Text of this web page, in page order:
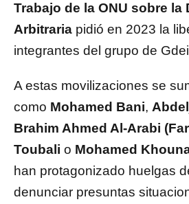
Trabajo de la ONU sobre la
Arbitraria pidió en 2023 la
integrantes del grupo de
A estas movilizaciones se
como Mohamed Bani,
Brahim Ahmed Al-Arabi
Toubali o Mohamed
han protagonizado huelgas
denunciar presuntas